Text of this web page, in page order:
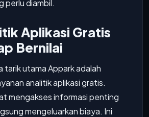
perlu diambil.
Aplikasi Gratis
Bernilai
tarik utama Appark adalah
analitik aplikasi gratis.
mengakses informasi penting
mengeluarkan biaya. Ini